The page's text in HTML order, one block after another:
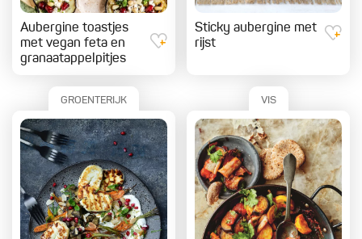
Aubergine toastjes
met vegan feta en
granaatappelpitjes
Sticky aubergine met
rijst
GROENTERIJK VIS